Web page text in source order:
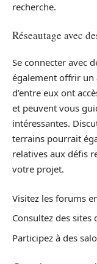
recherche.
Réseautage avec
Se connecter avec
également offrir un
d’entre eux ont
et peuvent vous
intéressantes.
terrains pourrait
relatives aux défis
votre projet.
Visitez les forums
Consultez des sites
Participez à des